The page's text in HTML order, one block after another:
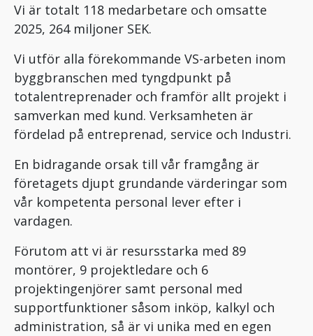
Vi är totalt 118 medarbetare och omsatte
2025, 264 miljoner SEK.
Vi utför alla förekommande VS-arbeten inom
byggbranschen med tyngdpunkt på
totalentreprenader och framför allt projekt i
samverkan med kund. Verksamheten är
fördelad på entreprenad, service och Industri.
En bidragande orsak till vår framgång är
företagets djupt grundande värderingar som
vår kompetenta personal lever efter i
vardagen.
Förutom att vi är resursstarka med 89
montörer, 9 projektledare och 6
projektingenjörer samt personal med
supportfunktioner såsom inköp, kalkyl och
administration, så är vi unika med en egen